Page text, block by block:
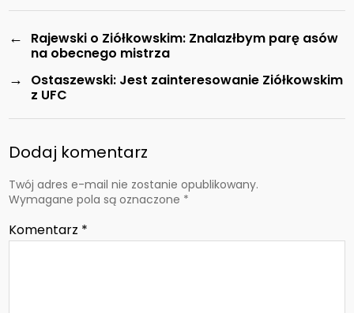
←
Rajewski o Ziółkowskim: Znalazłbym parę asów
na obecnego mistrza
→
Ostaszewski: Jest zainteresowanie Ziółkowskim
z UFC
Dodaj komentarz
Twój adres e-mail nie zostanie opublikowany.
Wymagane pola są oznaczone *
Komentarz *